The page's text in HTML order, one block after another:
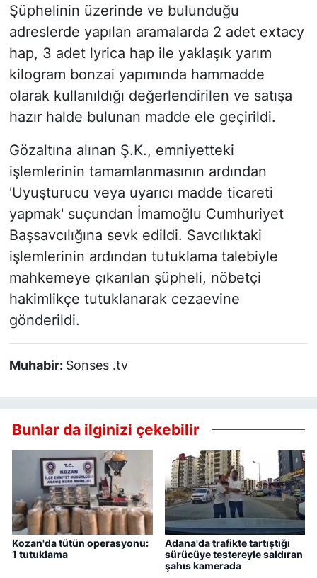
Şüphelinin üzerinde ve bulunduğu
adreslerde yapılan aramalarda 2 adet extacy
hap, 3 adet lyrica hap ile yaklaşık yarım
kilogram bonzai yapımında hammadde
olarak kullanıldığı değerlendirilen ve satışa
hazır halde bulunan madde ele geçirildi.
Gözaltına alınan Ş.K., emniyetteki
işlemlerinin tamamlanmasının ardından
'Uyuşturucu veya uyarıcı madde ticareti
yapmak' suçundan İmamoğlu Cumhuriyet
Başsavcılığına sevk edildi. Savcılıktaki
işlemlerinin ardından tutuklama talebiyle
mahkemeye çıkarılan şüpheli, nöbetçi
hakimlikçe tutuklanarak cezaevine
gönderildi.
Muhabir: Sonses .tv
Bunlar da ilginizi çekebilir
Kozan'da tütün operasyonu:
1 tutuklama
Adana'da trafikte tartıştığı
sürücüye testereyle saldıran
şahıs kamerada